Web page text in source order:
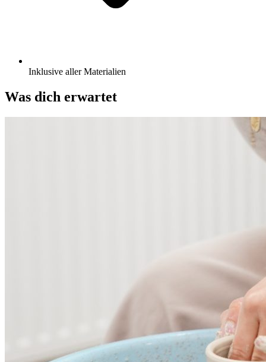
Inklusive aller Materialien
Was dich erwartet